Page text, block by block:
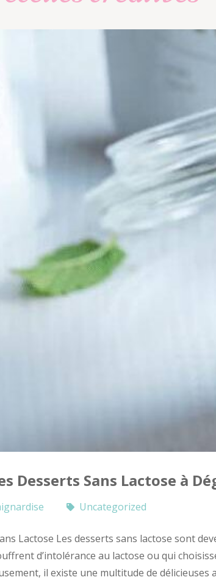
Desserts Sans Lactose à
Uncategorized
Lactose Les desserts sans lactose sont
d’intolérance au lactose ou qui
il existe une multitude de